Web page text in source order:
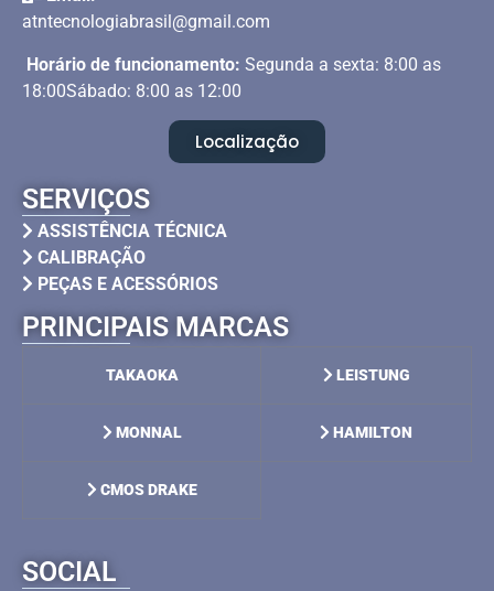
atntecnologiabrasil@gmail.com
Horário de funcionamento: Segunda a sexta: 8:00 as
18:00Sábado: 8:00 as 12:00
Localização
SERVIÇOS
ASSISTÊNCIA TÉCNICA
CALIBRAÇÃO
PEÇAS E ACESSÓRIOS
PRINCIPAIS MARCAS
TAKAOKA LEISTUNG
MONNAL HAMILTON
CMOS DRAKE
SOCIAL